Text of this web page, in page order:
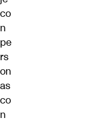
co
n
pe
rs
on
as
co
n